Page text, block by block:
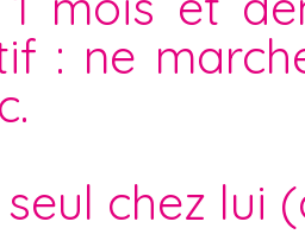
: ne
chez lui